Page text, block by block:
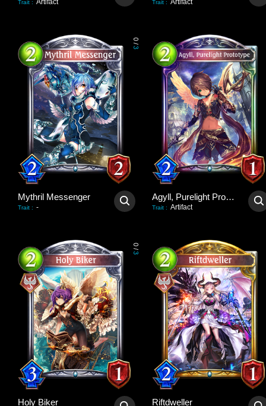
Trait : Artifact Trait : Artifact
0
/
3
Mythril Messenger
Trait : -
Agyll, Purelight Prototype
Trait : Artifact
0
/
3
Holy Biker Riftdweller